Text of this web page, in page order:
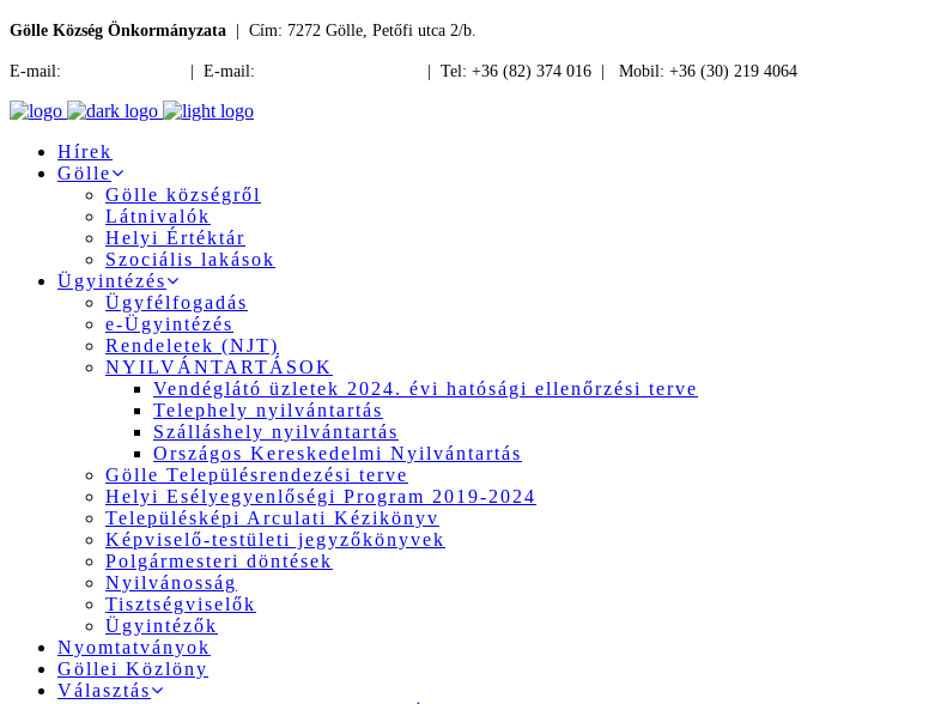
Gölle Község Önkormányzata | Cím: 7272 Gölle, Petőfi utca 2/b.
E-mail: | E-mail: | Tel: +36 (82) 374 016 | Mobil: +36 (30) 219 4064
Hírek
Gölle
Gölle községről
Látnivalók
Helyi Értéktár
Szociális lakások
Ügyintézés
Ügyfélfogadás
e-Ügyintézés
Rendeletek (NJT)
NYILVÁNTARTÁSOK
Vendéglátó üzletek 2024. évi hatósági ellenőrzési terve
Telephely nyilvántartás
Szálláshely nyilvántartás
Országos Kereskedelmi Nyilvántartás
Gölle Településrendezési terve
Helyi Esélyegyenlőségi Program 2019-2024
Településképi Arculati Kézikönyv
Képviselő-testületi jegyzőkönyvek
Polgármesteri döntések
Nyilvánosság
Tisztségviselők
Ügyintézők
Nyomtatványok
Göllei Közlöny
Választás